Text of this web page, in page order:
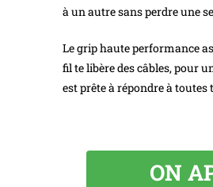
à un autre sans perdre une
Le grip haute performance
fil te libère des câbles, pour
est prête à répondre à
ON